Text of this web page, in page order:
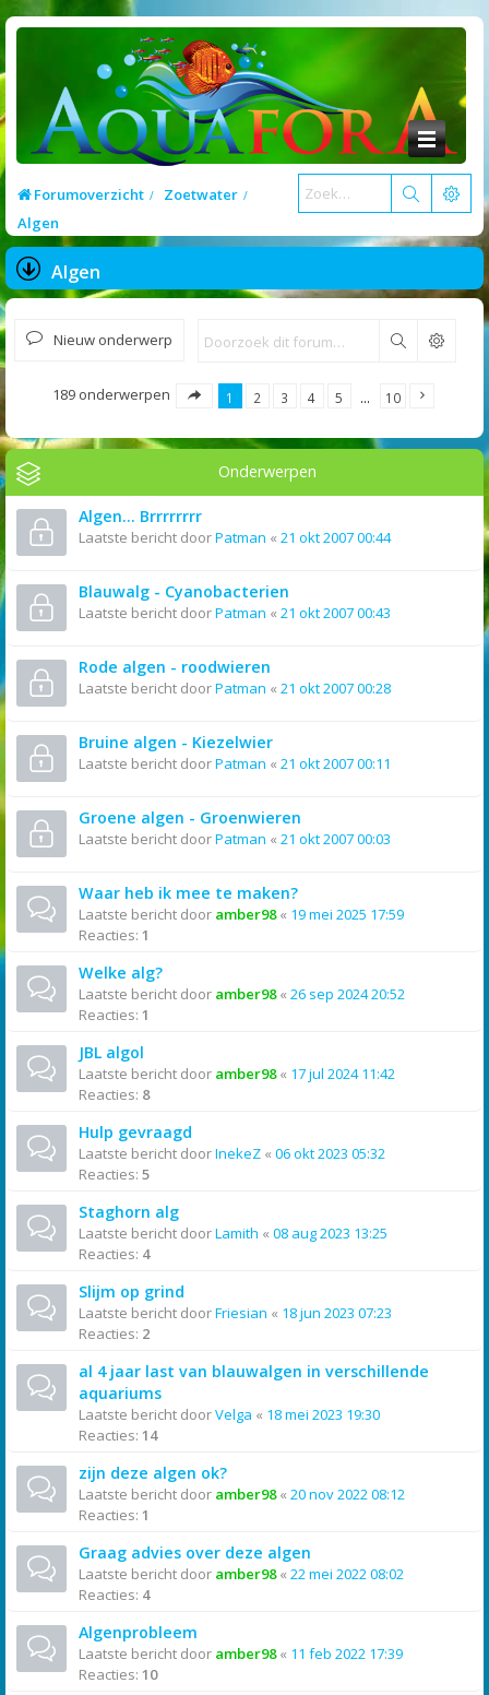
Forumoverzicht
Zoetwater
Algen
Algen
Nieuw onderwerp Zoek
189 onderwerpen 1 2 3 4 5 … 10
Onderwerpen
Algen... Brrrrrrrr
Laatste bericht doorPatman « 21 okt 2007 00:44
Blauwalg - Cyanobacterien
Laatste bericht doorPatman « 21 okt 2007 00:43
Rode algen - roodwieren
Laatste bericht doorPatman « 21 okt 2007 00:28
Bruine algen - Kiezelwier
Laatste bericht doorPatman « 21 okt 2007 00:11
Groene algen - Groenwieren
Laatste bericht doorPatman « 21 okt 2007 00:03
Waar heb ik mee te maken?
Laatste bericht door amber98« 19 mei 2025 17:59
Reacties: 1
Welke alg?
Laatste bericht door amber98« 26 sep 2024 20:52
Reacties: 1
JBL algol
Laatste bericht door amber98« 17 jul 2024 11:42
Reacties: 8
Hulp gevraagd
Laatste bericht doorInekeZ « 06 okt 2023 05:32
Reacties: 5
Staghorn alg
Laatste bericht doorLamith « 08 aug 2023 13:25
Reacties: 4
Slijm op grind
Laatste bericht doorFriesian « 18 jun 2023 07:23
Reacties: 2
al 4 jaar last van blauwalgen in verschillende
aquariums
Laatste bericht doorVelga « 18 mei 2023 19:30
Reacties: 14
zijn deze algen ok?
Laatste bericht door amber98« 20 nov 2022 08:12
Reacties: 1
Graag advies over deze algen
Laatste bericht door amber98« 22 mei 2022 08:02
Reacties: 4
Algenprobleem
Laatste bericht door amber98« 11 feb 2022 17:39
Reacties: 10